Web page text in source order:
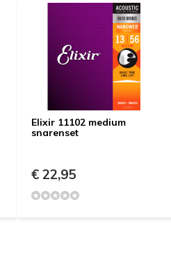
Elixir 11102 medium
snarenset
€ 22,95